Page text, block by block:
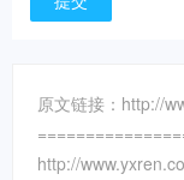
原文链接：http://
http://